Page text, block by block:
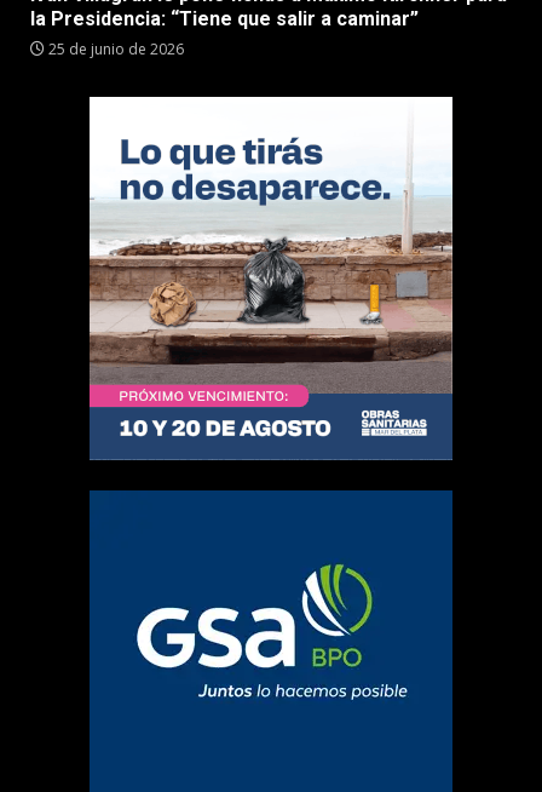
la Presidencia: “Tiene que salir a caminar”
25 de junio de 2026